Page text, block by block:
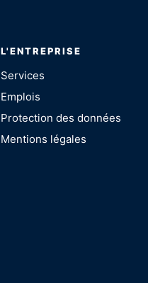
L'ENTREPRISE
Services
Emplois
Protection des données
Mentions légales